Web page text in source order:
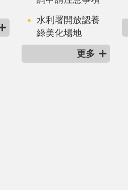
水利署開放認養
綠美化場地
更多